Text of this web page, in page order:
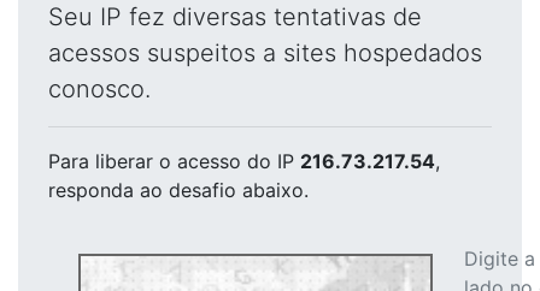
Seu IP fez diversas tentativas de
acessos suspeitos a sites hospedados
conosco.
Para liberar o acesso do IP 216.73.217.54,
responda ao desafio abaixo.
Digite